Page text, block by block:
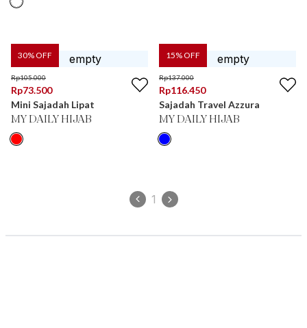
30% OFF
Rp105.000
Rp73.500
Mini Sajadah Lipat
MY DAILY HIJAB
15% OFF
Rp137.000
Rp116.450
Sajadah Travel Azzura
MY DAILY HIJAB
1